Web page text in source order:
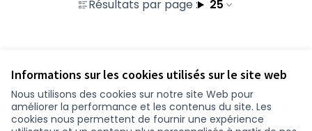
Informations sur les cookies utilisés sur le site web
Nous utilisons des cookies sur notre site Web pour
améliorer la performance et les contenus du site. Les
cookies nous permettent de fournir une expérience
Résultats par page : 25
Conditions d'utilisation
Paramètres des cookies